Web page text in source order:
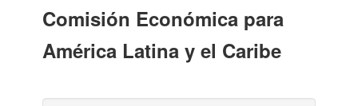
Iniciar sesión
Comisión Económica para
América Latina y el Caribe